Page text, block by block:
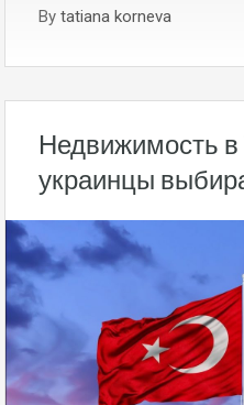
By tatiana korneva
Недвижимость
украинцы